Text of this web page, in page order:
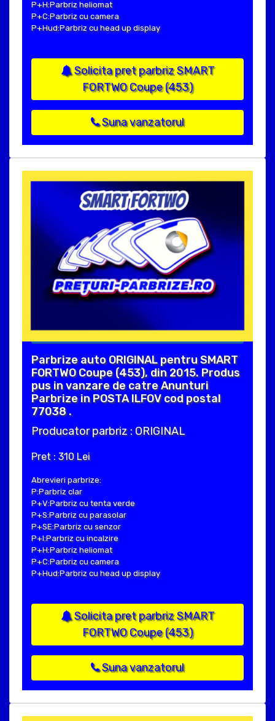
P+H:Parbriz heliomat
P+C:Parbriz cu camera
P+Hud:Parbriz cu head up display
Solicita pret parbriz SMART
FORTWO Coupe (453)
Suna vanzatorul
Parbrize auto ORIGINAL pentru SMART
FORTWO Coupe (453), din 2015. Produs
pus in vanzare de catre Anunturi
Parbrize in POSTA ILFOV cod postal
77038 .
Producator parbriz : ORIGINAL
Pret : 310 Lei
Abrevieri parbrize:
P:Parbriz clar
P+V:Parbriz cu tenta verde
P+S:Parbriz cu parasolar
P+SE:Parbriz cu senzor
P+I:Parbriz cu incalzire
P+H:Parbriz heliomat
P+C:Parbriz cu camera
P+Hud:Parbriz cu head up display
Solicita pret parbriz SMART
FORTWO Coupe (453)
Suna vanzatorul